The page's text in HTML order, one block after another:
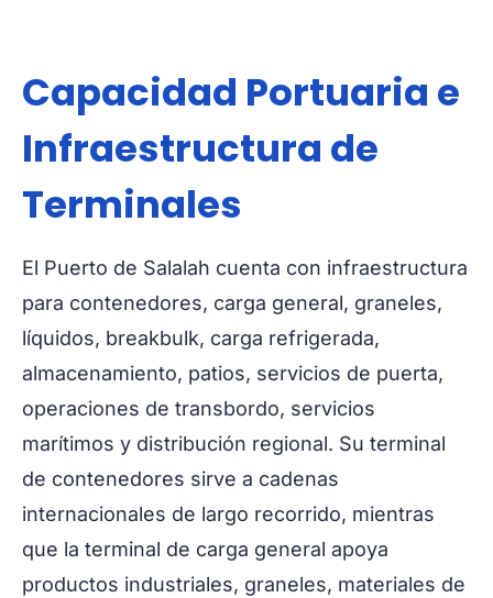
Capacidad Portuaria e
Infraestructura de
Terminales
El Puerto de Salalah cuenta con infraestructura
para contenedores, carga general, graneles,
líquidos, breakbulk, carga refrigerada,
almacenamiento, patios, servicios de puerta,
operaciones de transbordo, servicios
marítimos y distribución regional. Su terminal
de contenedores sirve a cadenas
internacionales de largo recorrido, mientras
que la terminal de carga general apoya
productos industriales, graneles, materiales de